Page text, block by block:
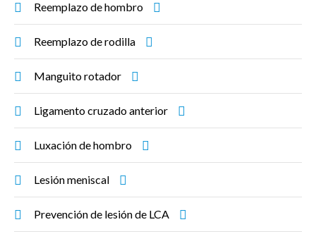
Reemplazo de hombro
Reemplazo de rodilla
Manguito rotador
Ligamento cruzado anterior
Luxación de hombro
Lesión meniscal
Prevención de lesión de LCA